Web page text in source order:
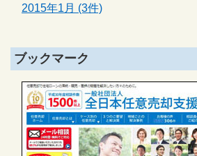
2015年1月 (3件)
ブックマーク